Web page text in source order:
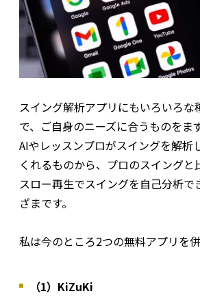
スイング解析アプリにもいろいろな
で、ご自身のニーズに合うものをま
AIやレッスンプロがスイングを解析
くれるものから、プロのスイングと
スロー再生でスイングを自己分析で
ざまです。
私は今のところ2つの無料アプリを併
（1）KiZuKi